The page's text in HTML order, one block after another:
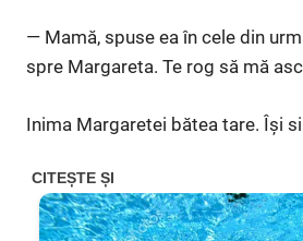
— Mamă, spuse ea în cele din
spre Margareta. Te rog să mă
Inima Margaretei bătea tare. Își